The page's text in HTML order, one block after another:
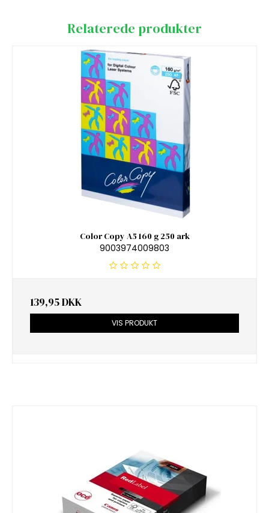
Relaterede produkter
Color Copy A5 160 g 250 ark
9003974009803
139,95 DKK
VIS PRODUKT